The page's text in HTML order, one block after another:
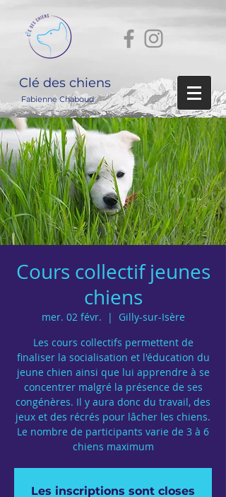
Clé des chiens
Fabienne Chaboud
Cours collectif jeunes
chiens
mer. 02 févr.
  |
Gilly-sur-Isère
Les cours collectifs permettent de
finaliser la socialisation et l'éducation du
jeune chien ainsi que lui apprendre à se
concentrer malgré la présence de ses
congénères. Il y aura donc du travail, des
jeux et des récrés pour lâcher les chiens.
Le nombre de participants varie de 3 à 6
chiens maximum
Les inscriptions sont closes